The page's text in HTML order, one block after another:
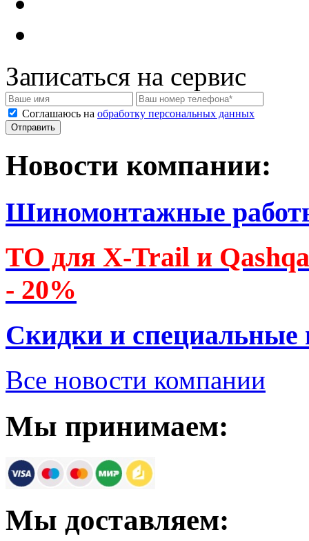
Записаться на сервис
Соглашаюсь на обработку персональных данных
Новости компании:
Шиномонтажные
ТО для X-Trail и
- 20%
Скидки и специальные
Все новости компании
Мы принимаем:
Мы доставляем: